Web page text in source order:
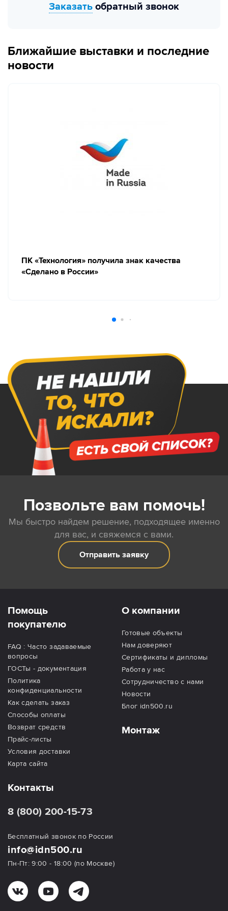
Заказать обратный звонок
Ближайшие выставки и последние
новости
ПК «Технология» получила знак качества
«Сделано в России»
Позвольте вам помочь!
Мы быстро найдем решение, подходящее именно
для вас, и свяжемся с вами.
Отправить заявку
Помощь
покупателю
FAQ : Часто задаваемые
вопросы
ГОСТы - документация
Политика
конфиденциальности
Как сделать заказ
Способы оплаты
Возврат средств
Прайс-листы
Условия доставки
Карта сайта
О компании
Готовые объекты
Нам доверяют
Сертификаты и дипломы
Работа у нас
Сотрудничество с нами
Новости
Блог idn500.ru
Монтаж
Контакты
8 (800) 200-15-73
Бесплатный звонок по России
info@idn500.ru
Пн-Пт: 9:00 - 18:00 (по Москве)